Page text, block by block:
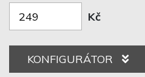
Kč
KONFIGURÁTOR